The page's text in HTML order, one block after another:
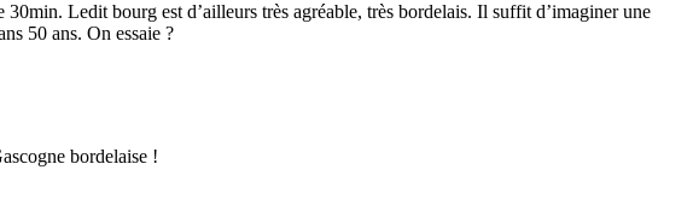
Ledit bourg est d’ailleurs très agréable, très bordelais. Il suffit d’imaginer une
50 ans. On essaie ?
bordelaise !